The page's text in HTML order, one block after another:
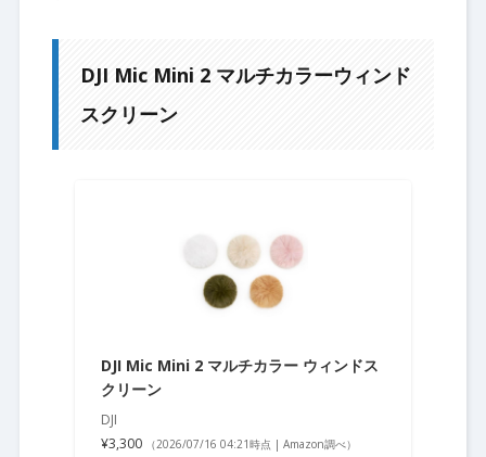
DJI Mic Mini 2 マルチカラーウィンド
スクリーン
DJI Mic Mini 2 マルチカラー ウィンドス
クリーン
DJI
¥3,300
（2026/07/16 04:21時点 | Amazon調べ）